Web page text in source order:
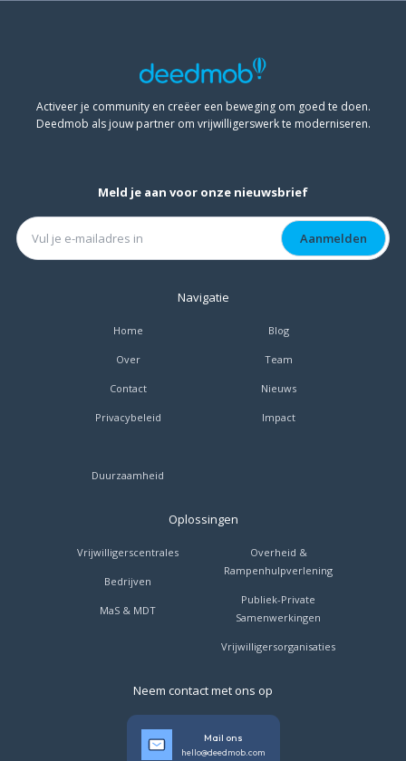
Activeer je community en creëer een beweging om goed te doen.
Deedmob als jouw partner om vrijwilligerswerk te moderniseren.
Meld je aan voor onze nieuwsbrief
Navigatie
Home
Over
Contact
Privacybeleid
Blog
Team
Nieuws
Impact
Duurzaamheid
Oplossingen
Vrijwilligerscentrales
Bedrijven
MaS & MDT
Overheid &
Rampenhulpverlening
Publiek-Private
Samenwerkingen
Vrijwilligersorganisaties
Neem contact met ons op
Mail ons
hello@deedmob.com